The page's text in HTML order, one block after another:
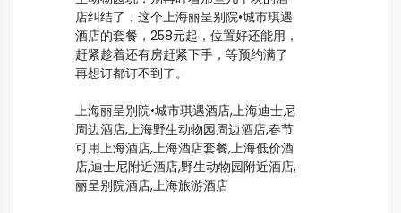
店纠结了，这个上海丽呈别院•城市琪遇
酒店的套餐，258元起，位置好还能用，
赶紧趁着还有房赶紧下手，等预约满了
再想订都订不到了。
上海丽呈别院•城市琪遇酒店,上海迪士尼
周边酒店,上海野生动物园周边酒店,春节
可用上海酒店,上海酒店套餐,上海低价酒
店,迪士尼附近酒店,野生动物园附近酒店,
丽呈别院酒店,上海旅游酒店